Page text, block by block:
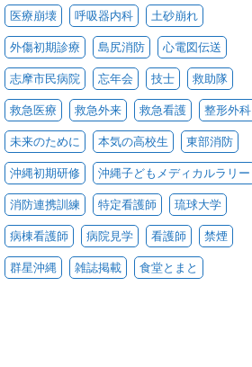
医療崩壊 呼吸器内科 土砂崩れ
外傷初期診療 島尻消防 心電図伝送
志摩市民病院 忘年会 技士 救助隊
救急医療 救急外来 救急看護 整形外科
未来のために 本気の高校生 東部消防
沖縄初期研修 沖縄子どもメディカルラリー
消防連携訓練 特定看護師 琉球大学
病棟看護師 病院見学 看護師 禁煙
群星沖縄 雑誌掲載 食堂とまと